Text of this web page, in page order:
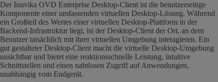
Der Inuvika OVD Enterprise Desktop-Client ist die benutzerseitige
Komponente einer umfassenden virtuellen Desktop-Lösung. Während
ein Großteil des Wertes einer virtuellen Desktop-Plattform in der
Backend-Infrastruktur liegt, ist der Desktop-Client der Ort, an dem
Benutzer tatsächlich mit ihrer virtuellen Umgebung interagieren. Ein
gut gestalteter Desktop-Client macht die virtuelle Desktop-Umgebung
unsichtbar und bietet eine reaktionsschnelle Leistung, intuitive
Schnittstellen und einen nahtlosen Zugriff auf Anwendungen,
unabhängig vom Endgerät.